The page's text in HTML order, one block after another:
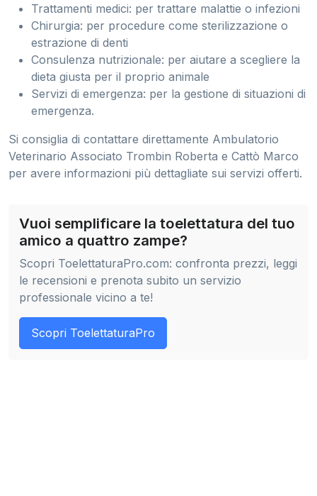
Trattamenti medici: per trattare malattie o infezioni
Chirurgia: per procedure come sterilizzazione o
estrazione di denti
Consulenza nutrizionale: per aiutare a scegliere la
dieta giusta per il proprio animale
Servizi di emergenza: per la gestione di situazioni di
emergenza.
Si consiglia di contattare direttamente Ambulatorio
Veterinario Associato Trombin Roberta e Cattò Marco
per avere informazioni più dettagliate sui servizi offerti.
Vuoi semplificare la toelettatura del tuo
amico a quattro zampe?
Scopri ToelettaturaPro.com: confronta prezzi, leggi
le recensioni e prenota subito un servizio
professionale vicino a te!
Scopri ToelettaturaPro